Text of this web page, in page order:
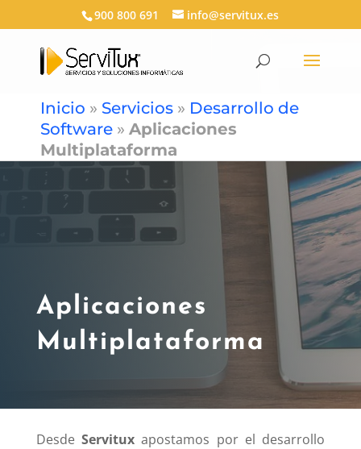
900 800 691 info@servitux.es
Inicio » Servicios» Desarrollo de
Software» Aplicaciones
Multiplataforma
Aplicaciones
Multiplataforma
DesdeServitux apostamos por el desarrollo